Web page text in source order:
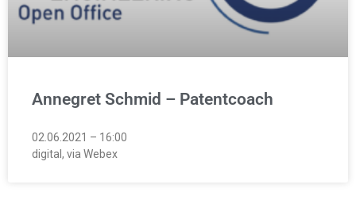
Annegret Schmid – Patentcoach
02.06.2021 – 16:00
digital, via Webex